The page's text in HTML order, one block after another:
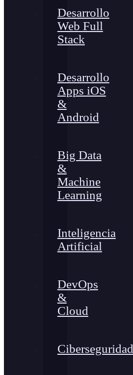
Desarrollo
Web Full
Stack
Desarrollo
Apps iOS
&
Android
Big Data
&
Machine
Learning
Inteligencia
Artificial
DevOps
&
Cloud
Ciberseguridad